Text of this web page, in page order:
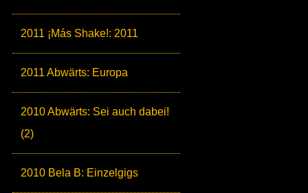
2011 ¡Más Shake!: 2011
2011 Abwärts: Europa
2010 Abwärts: Sei auch dabei!
(2)
2010 Bela B: Einzelgigs